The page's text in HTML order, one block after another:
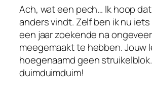
Ach, wat een pech… Ik hoop
anders vindt. Zelf ben ik nu
een jaar zoekende na
meegemaakt te hebben. Jouw
hoegenaamd geen
duimduimduim!